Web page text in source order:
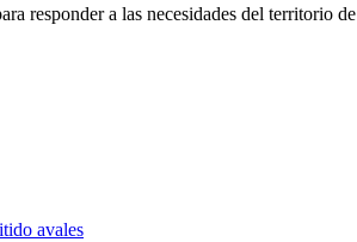
responder a las necesidades del territorio
avales